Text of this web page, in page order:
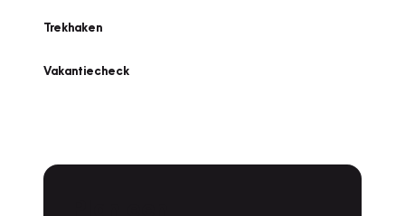
Trekhaken
Vakantiecheck